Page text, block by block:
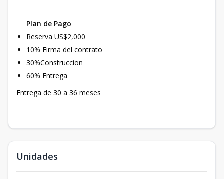
Plan de Pago
Reserva US$2,000
10% Firma del contrato
30%Construccion
60% Entrega
Entrega de 30 a 36 meses
Unidades